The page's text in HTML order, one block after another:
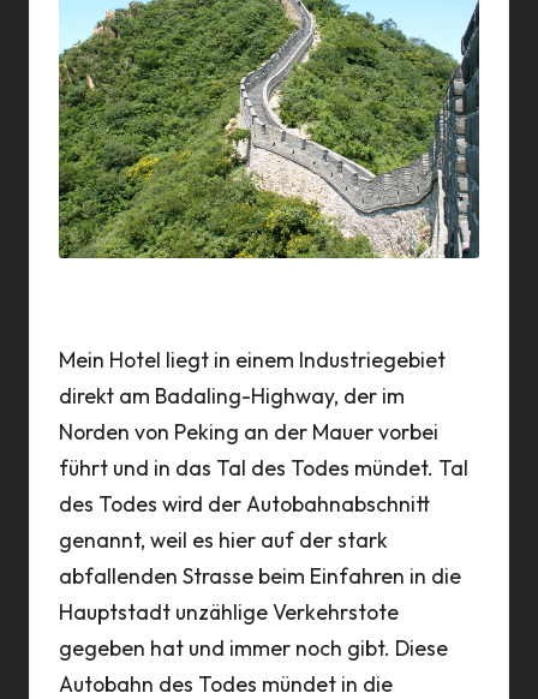
n
n
Mein Hotel liegt in einem Industriegebiet
direkt am Badaling-Highway, der im
Norden von Peking an der Mauer vorbei
führt und in das Tal des Todes mündet. Tal
des Todes wird der Autobahnabschnitt
genannt, weil es hier auf der stark
abfallenden Strasse beim Einfahren in die
Hauptstadt unzählige Verkehrstote
gegeben hat und immer noch gibt. Diese
Autobahn des Todes mündet in die